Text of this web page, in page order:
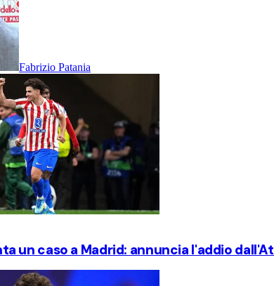
Fabrizio Patania
un caso a Madrid: annuncia l'addio